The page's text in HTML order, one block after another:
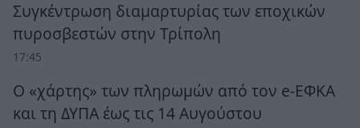
Συγκέντρωση διαμαρτυρίας των εποχικών
πυροσβεστών στην Τρίπολη
17:45
Ο «χάρτης» των πληρωμών από τον e-ΕΦΚΑ
και τη ΔΥΠΑ έως τις 14 Αυγούστου